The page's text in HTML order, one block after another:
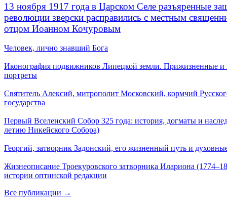
13 ноября 1917 года в Царском Селе разъяренные
революции зверски расправились с местным
отцом Иоанном Кочуровым
Человек, лично знавший Бога
Иконография подвижников Липецкой земли. Прижизненные и
портреты
Святитель Алексий, митрополит Московский, кормчий
государства
Первый Вселенский Собор 325 года: история, догматы и
летию Никейского Собора)
Георгий, затворник Задонский, его жизненный путь и
Жизнеописание Троекуровского затворника Илариона
истории оптинской редакции
Все публикации →